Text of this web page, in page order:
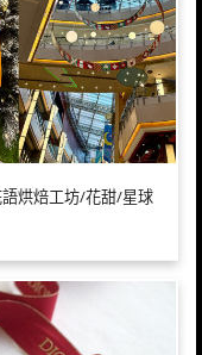
烘焙工坊/花甜/星球